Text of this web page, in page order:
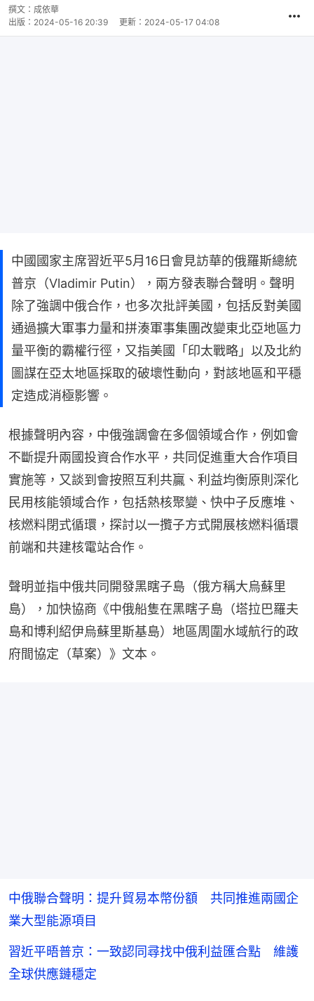
撰文： 成依華
出版： 2024-05-16 20:39 更新： 2024-05-17 04:08
中國國家主席習近平5月16日會見訪華的俄羅斯總統
普京（Vladimir Putin），兩方發表聯合聲明。聲明
除了強調中俄合作，也多次批評美國，包括反對美國
通過擴大軍事力量和拼湊軍事集團改變東北亞地區力
量平衡的霸權行徑，又指美國「印太戰略」以及北約
圖謀在亞太地區採取的破壞性動向，對該地區和平穩
定造成消極影響。
根據聲明內容，中俄強調會在多個領域合作，例如會
不斷提升兩國投資合作水平，共同促進重大合作項目
實施等，又談到會按照互利共贏、利益均衡原則深化
民用核能領域合作，包括熱核聚變、快中子反應堆、
核燃料閉式循環，探討以一攬子方式開展核燃料循環
前端和共建核電站合作。
聲明並指中俄共同開發黑瞎子島（俄方稱大烏蘇里
島），加快協商《中俄船隻在黑瞎子島（塔拉巴羅夫
島和博利紹伊烏蘇里斯基島）地區周圍水域航行的政
府間協定（草案）》文本。
中俄聯合聲明：提升貿易本幣份額 共同推進兩國企
業大型能源項目
習近平晤普京：一致認同尋找中俄利益匯合點 維護
全球供應鏈穩定